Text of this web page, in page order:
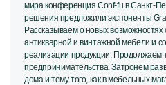
мира конференция Conf-fu в Санкт-
решения предложили экспоненты
Рассказываем о новых
антикварной и винтажной мебели и
реализации продукции. Продолжаем
предпринимательства. Затронем
дома и тему того, как в мебельных